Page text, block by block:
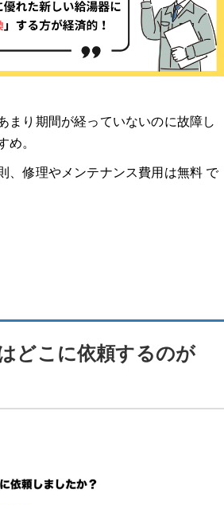
まり期間が経っていないのに故障し
め。
、修理やメンテナンス費用は無料 で
どこに依頼するのが